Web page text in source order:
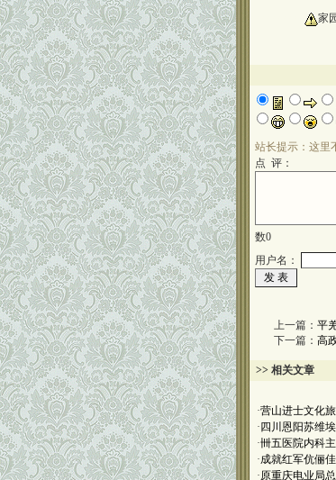
家
站长提示：这里
点 评：
数0
用户名：
上一篇： 平
下一篇： 高
>> 相关文章
·营山进士文化
· 四川恩阳苏维
·卌五医院内科
·成就红军伉俪
·原重庆电业局